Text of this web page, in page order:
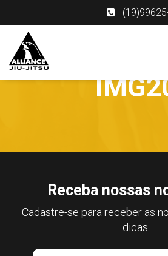
Receba nossas
Cadastre-se para receber as
dicas.